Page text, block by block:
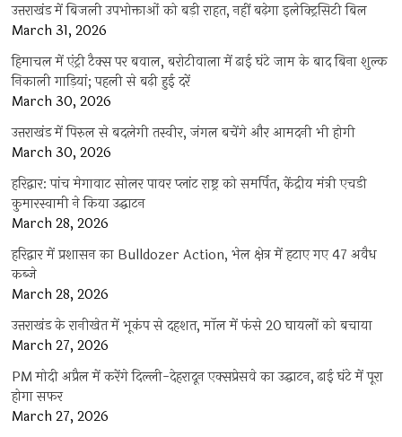
उत्तराखंड में बिजली उपभोक्ताओं को बड़ी राहत, नहीं बढ़ेगा इलेक्ट्रिसिटी बिल
March 31, 2026
हिमाचल में एंट्री टैक्स पर बवाल, बरोटीवाला में ढाई घंटे जाम के बाद बिना शुल्क
निकाली गाड़ियां; पहली से बढ़ी हुई दरें
March 30, 2026
उत्तराखंड में पिरुल से बदलेगी तस्वीर, जंगल बचेंगे और आमदनी भी होगी
March 30, 2026
हरिद्वार: पांच मेगावाट सोलर पावर प्लांट राष्ट्र को समर्पित, केंद्रीय मंत्री एचडी
कुमारस्वामी ने किया उद्घाटन
March 28, 2026
हरिद्वार में प्रशासन का Bulldozer Action, भेल क्षेत्र में हटाए गए 47 अवैध
कब्जे
March 28, 2026
उत्तराखंड के रानीखेत में भूकंप से दहशत, मॉल में फंसे 20 घायलों को बचाया
March 27, 2026
PM मोदी अप्रैल में करेंगे दिल्ली-देहरादून एक्सप्रेसवे का उद्घाटन, ढाई घंटे में पूरा
होगा सफर
March 27, 2026